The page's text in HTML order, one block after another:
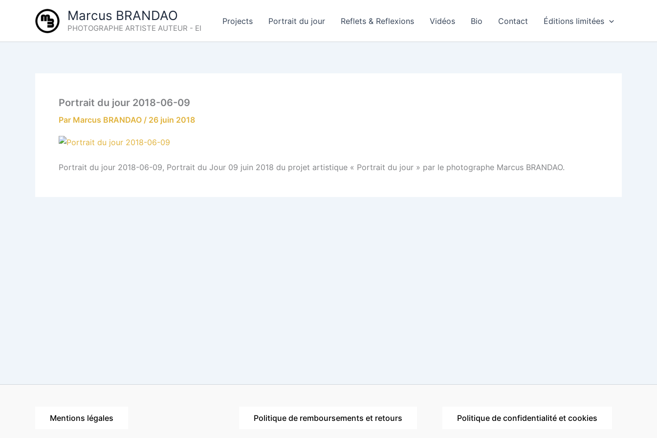
Marcus BRANDAO
PHOTOGRAPHE ARTISTE AUTEUR - EI
Projects Portrait du jour Reflets & Reflexions Vidéos Bio Contact Éditions limitées
Portrait du jour 2018-06-09
Par Marcus BRANDAO / 26 juin 2018
Portrait du jour 2018-06-09, Portrait du Jour 09 juin 2018 du projet artistique « Portrait du jour » par le photographe Marcus BRANDAO.
Mentions légales Politique de remboursements et retours Politique de confidentialité et cookies